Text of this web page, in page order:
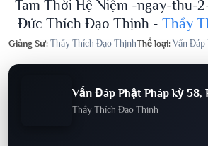
Tam Thời Hệ Niệm -ngay-thu-
Đức Thích Đạo Thịnh - Thầy
Giảng Sư: Thầy Thích Đạo ThịnhThể loại: Vấn Đáp
Thầy Thích Đạo Thịnh